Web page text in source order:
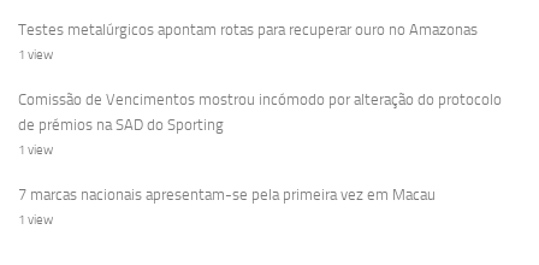
Testes metalúrgicos apontam rotas para recuperar ouro no Amazonas
1 view
Comissão de Vencimentos mostrou incómodo por alteração do protocolo
de prémios na SAD do Sporting
1 view
7 marcas nacionais apresentam-se pela primeira vez em Macau
1 view